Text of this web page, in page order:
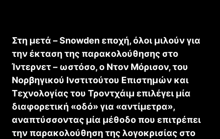
Στη μετά – Snowden εποχή, όλοι μιλούν για
την έκταση της παρακολούθησης στο
Ίντερνετ – ωστόσο, ο Ντον Μόρισον, του
Νορβηγικού Ινστιτούτου Επιστημών και
Τεχνολογίας του Τροντχάιμ επιλέγει μία
διαφορετική «οδό» για «αντίμετρα»,
αναπτύσσοντας μία μέθοδο που επιτρέπει
την παρακολούθηση της λογοκρισίας στο